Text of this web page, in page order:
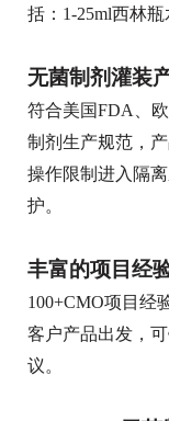
括：1-25ml西林
无菌制剂灌装
符合美国FDA、
制剂生产规范，
操作限制进入隔
护。
丰富的项目经
100+CMO项目经
客户产品出发，
议。